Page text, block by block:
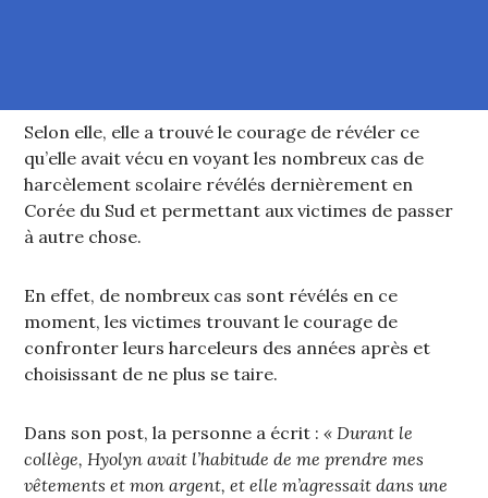
Selon elle, elle a trouvé le courage de révéler ce
qu’elle avait vécu en voyant les nombreux cas de
harcèlement scolaire révélés dernièrement en
Corée du Sud et permettant aux victimes de passer
à autre chose.
En effet, de nombreux cas sont révélés en ce
moment, les victimes trouvant le courage de
confronter leurs harceleurs des années après et
choisissant de ne plus se taire.
Dans son post, la personne a écrit :« Durant le
collège, Hyolyn avait l’habitude de me prendre mes
vêtements et mon argent, et elle m’agressait dans une